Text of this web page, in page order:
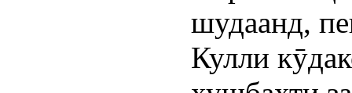
шудаанд,
Кулли